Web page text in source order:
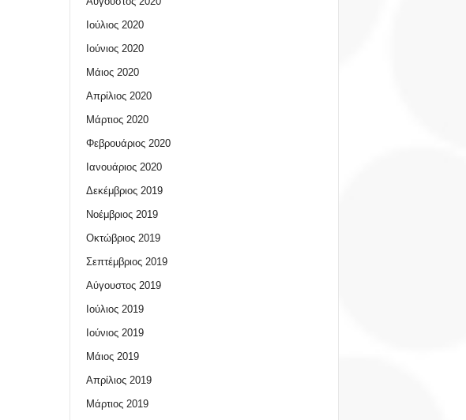
Ιούλιος 2020
Ιούνιος 2020
Μάιος 2020
Απρίλιος 2020
Μάρτιος 2020
Φεβρουάριος 2020
Ιανουάριος 2020
Δεκέμβριος 2019
Νοέμβριος 2019
Οκτώβριος 2019
Σεπτέμβριος 2019
Αύγουστος 2019
Ιούλιος 2019
Ιούνιος 2019
Μάιος 2019
Απρίλιος 2019
Μάρτιος 2019